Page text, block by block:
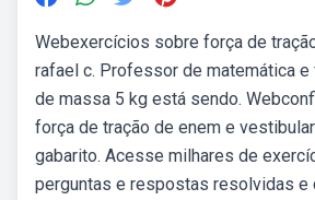
Webexercícios sobre força de
rafael c. Professor de matemática e
de massa 5 kg está sendo.
força de tração de enem e
gabarito. Acesse milhares de
perguntas e respostas resolvidas e